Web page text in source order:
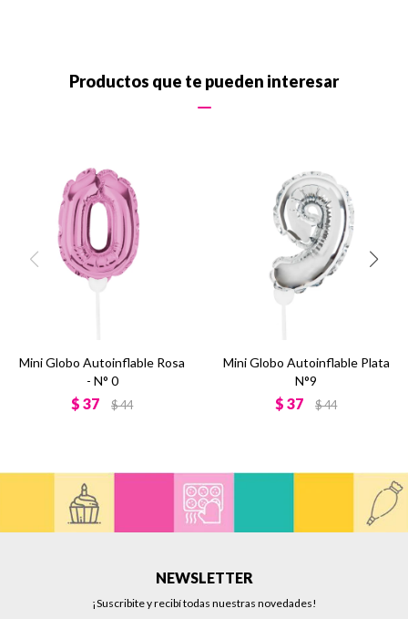
Productos que te pueden interesar
Mini Globo Autoinflable Rosa
- N° 0
$ 37 $44
Mini Globo Autoinflable Plata
N°9
$ 37 $44
NEWSLETTER
¡Suscribite y recibí todas nuestras novedades!